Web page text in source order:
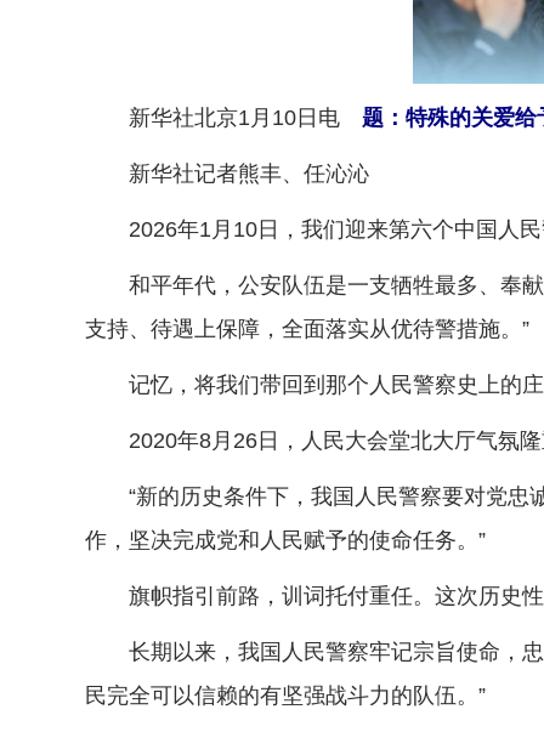
新华社北京1月10日电 题：特殊的关爱
新华社记者熊丰、任沁沁
2026年1月10日，我们迎来第六个中国人民
和平年代，公安队伍是一支牺牲最多、奉献
支持、待遇上保障，全面落实从优待警措施。”
记忆，将我们带回到那个人民警察史上的
2020年8月26日，人民大会堂北大厅气氛隆
“新的历史条件下，我国人民警察要对党忠
作，坚决完成党和人民赋予的使命任务。”
旗帜指引前路，训词托付重任。这次历史性
长期以来，我国人民警察牢记宗旨使命，忠
民完全可以信赖的有坚强战斗力的队伍。”